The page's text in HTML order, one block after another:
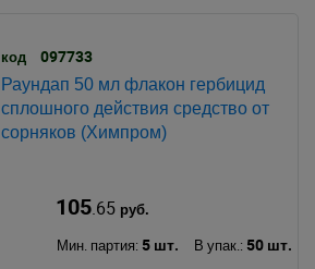
код 097733
Раундап 50 мл флакон гербицид
сплошного действия средство от
сорняков (Химпром)
105.65руб.
Мин. партия: 5 шт. В упак.: 50 шт.